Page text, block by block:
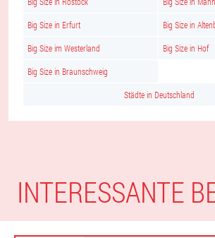
Big Size in Erfurt Big Size in
Big Size im Westerland Big Size in Hof
Big Size in Braunschweig
Städte in Deutschland
INTERESSANTE